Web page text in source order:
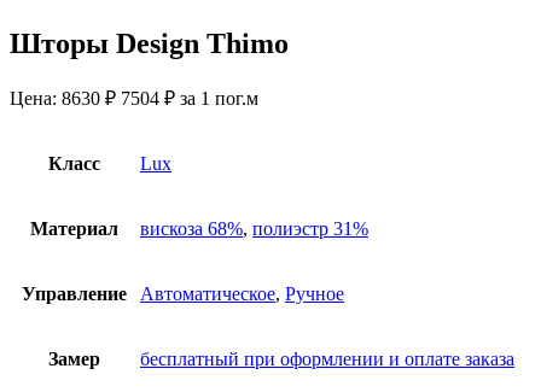
Шторы Design Thimo
Цена: 8630 ₽ 7504 ₽ за 1 пог.м
Класс Lux
Материал вискоза 68%, полиэстр 31%
Управление Автоматическое, Ручное
Замер бесплатный при оформлении и оплате заказа